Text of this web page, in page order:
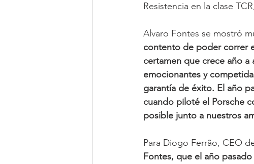
Resistencia en la clase
Alvaro Fontes se mostró
contento de poder correr
certamen que crece año a
emocionantes y
garantía de éxito. El año
cuando piloté el Porsche
posible junto a nuestros
Para Diogo Ferrão, CEO
Fontes, que el año